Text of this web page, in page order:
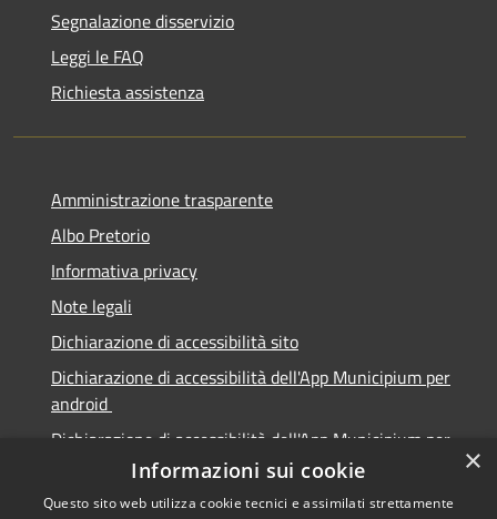
Segnalazione disservizio
Leggi le FAQ
Richiesta assistenza
Amministrazione trasparente
Albo Pretorio
Informativa privacy
Note legali
Dichiarazione di accessibilità sito
Dichiarazione di accessibilità dell'App Municipium per
android
Dichiarazione di accessibilità dell'App Municipium per
×
Informazioni sui cookie
Questo sito web utilizza cookie tecnici e assimilati strettamente